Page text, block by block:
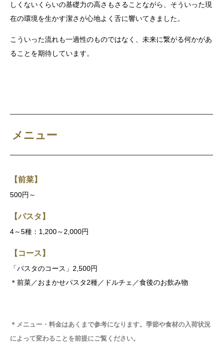
しくないくらいの基礎力の高さもさることながら、そういった現
在の環境を生かす潔さが心地よく舌に響いてきました。
こういった流れも一過性のものではなく、未来に繋がる何かがあ
ることを期待しています。
メニュー
【前菜】
500円～
【パスタ】
4～5種：1,200～2,000円
【コース】
「パスタのコース」2,500円
＊前菜／おまかせパスタ2種／ドルチェ／食後のお飲み物
＊ メニュー・料金はあくまで参考になります。季節や食材の入荷状況
によって変わることを前提にご覧ください。